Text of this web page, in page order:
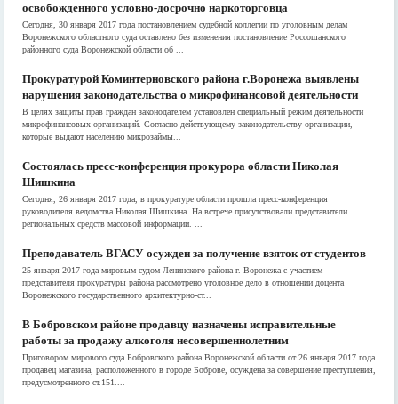
освобожденного условно-досрочно наркоторговца
Сегодня, 30 января 2017 года постановлением судебной коллегии по уголовным делам
Воронежского областного суда оставлено без изменения постановление Россошанского
районного суда Воронежской области об ...
Прокуратурой Коминтерновского района г.Воронежа выявлены
нарушения законодательства о микрофинансовой деятельности
В целях защиты прав граждан законодателем установлен специальный режим деятельности
микрофинансовых организаций. Согласно действующему законодательству организации,
которые выдают населению микрозаймы...
Состоялась пресс-конференция прокурора области Николая
Шишкина
Сегодня, 26 января 2017 года, в прокуратуре области прошла пресс-конференция
руководителя ведомства Николая Шишкина. На встрече присутствовали представители
региональных средств массовой информации. ...
Преподаватель ВГАСУ осужден за получение взяток от студентов
25 января 2017 года мировым судом Ленинского района г. Воронежа с участием
представителя прокуратуры района рассмотрено уголовное дело в отношении доцента
Воронежского государственного архитектурно-ст...
В Бобровском районе продавцу назначены исправительные
работы за продажу алкоголя несовершеннолетним
Приговором мирового суда Бобровского района Воронежской области от 26 января 2017 года
продавец магазина, расположенного в городе Боброве, осуждена за совершение преступления,
предусмотренного ст.151....